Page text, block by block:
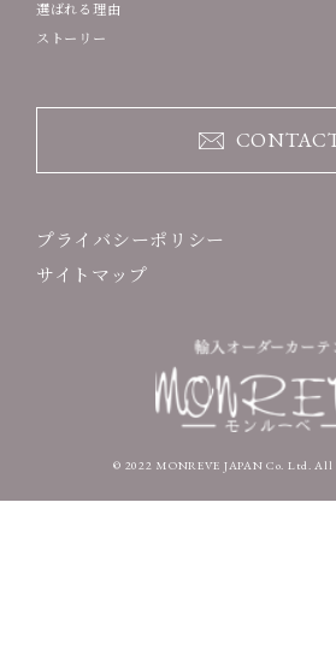
選ばれる理由
ストーリー
プライバシーポリシー
サイトマップ
© 2022 MONREVE JAPAN Co. Ltd. All